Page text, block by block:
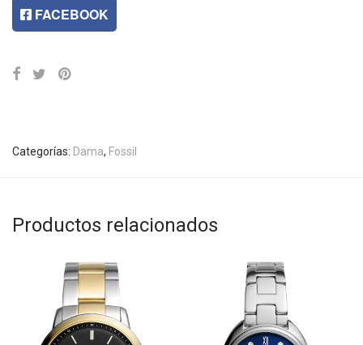
FACEBOOK
Categorías: Dama, Fossil
Productos relacionados